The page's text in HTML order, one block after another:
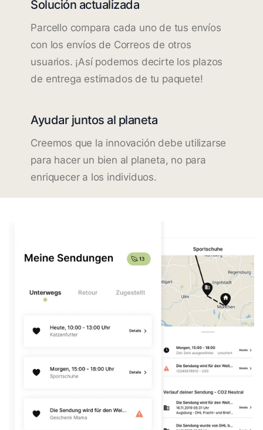
Solución actualizada
Parcello compara cada uno de tus envíos
con los envíos de Correos de otros
usuarios. ¡Así podemos decirte los plazos
de entrega estimados de tu paquete!
Ayudar juntos al planeta
Creemos que la innovación debe utilizarse
para hacer un bien al planeta, no para
enriquecer a los individuos.